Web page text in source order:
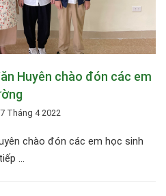
Huyên chào đón các em
Tháng 4 2022
chào đón các em học sinh
...